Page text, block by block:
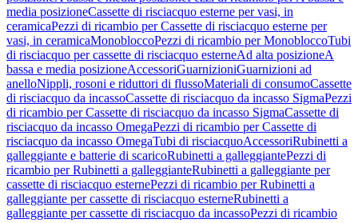
media posizioneCassette di risciacquo esterne per vasi, in
ceramicaPezzi di ricambio per Cassette di risciacquo esterne per
vasi, in ceramicaMonobloccoPezzi di ricambio per MonobloccoTubi
di risciacquo per cassette di risciacquo esterneAd alta posizioneA
bassa e media posizioneAccessoriGuarnizioniGuarnizioni ad
anelloNippli, rosoni e riduttori di flussoMateriali di consumoCassette
di risciacquo da incassoCassette di risciacquo da incasso SigmaPezzi
di ricambio per Cassette di risciacquo da incasso SigmaCassette di
risciacquo da incasso OmegaPezzi di ricambio per Cassette di
risciacquo da incasso OmegaTubi di risciacquoAccessoriRubinetti a
galleggiante e batterie di scaricoRubinetti a galleggiantePezzi di
ricambio per Rubinetti a galleggianteRubinetti a galleggiante per
cassette di risciacquo esternePezzi di ricambio per Rubinetti a
galleggiante per cassette di risciacquo esterneRubinetti a
galleggiante per cassette di risciacquo da incassoPezzi di ricambio